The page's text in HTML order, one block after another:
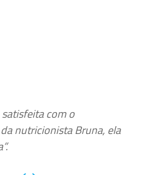
com o
nutricionista Bruna, ela